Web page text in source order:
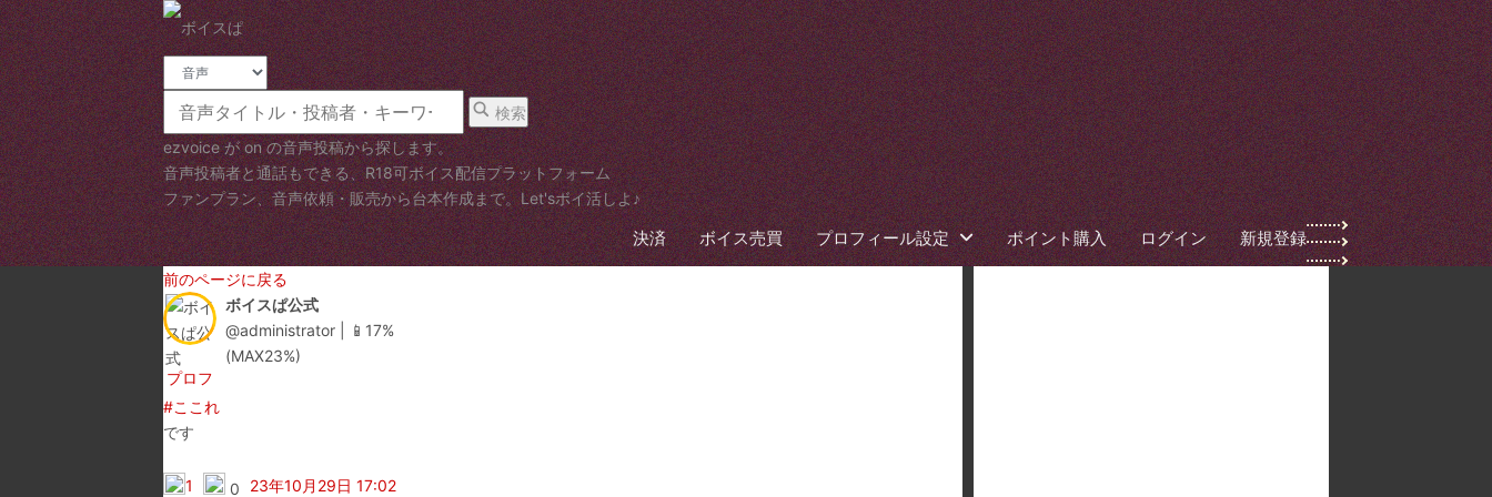
検
索
タ
イ
プ
キ
ー
ワ
ー
ド
検索
ezvoice が on の音声投稿から探します。
音声投稿者と通話もできる、R18可ボイス配信プラットフォーム
ファンプラン、音声依頼・販売から台本作成まで。Let'sボイ活しよ♪
決済 ボイス売買 プロフィール設定 ポイント購入 ログイン 新規登録
前のページに戻る
プロフ
ボイスぱ公式
@administrator | 📱17%
(MAX23%)
#ここれ
です
1 0 23年10月29日 17:02